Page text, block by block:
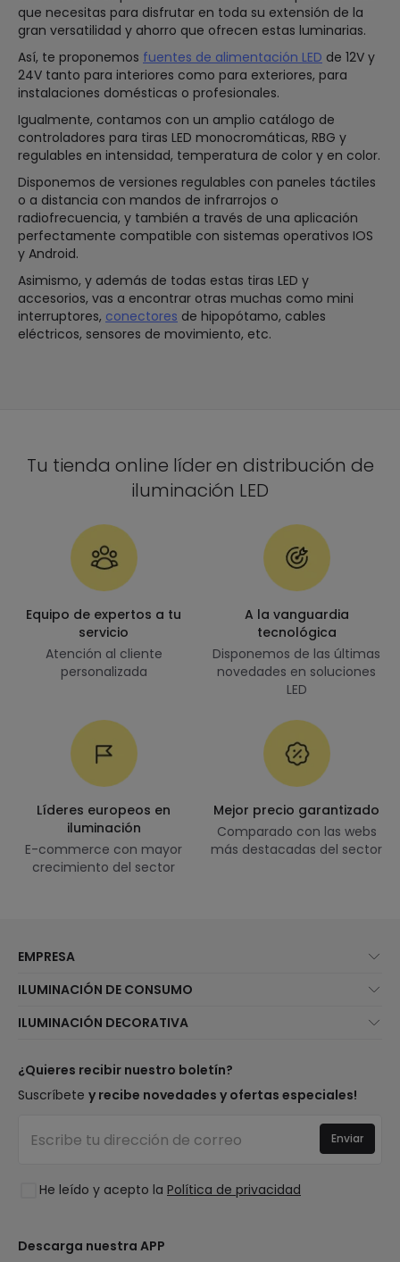
que necesitas para disfrutar en toda su extensión de la
gran versatilidad y ahorro que ofrecen estas luminarias.
Así, te proponemos fuentes de alimentación LED de 12V y
24V tanto para interiores como para exteriores, para
instalaciones domésticas o profesionales.
Igualmente, contamos con un amplio catálogo de
controladores para tiras LED monocromáticas, RBG y
regulables en intensidad, temperatura de color y en color.
Disponemos de versiones regulables con paneles táctiles
o a distancia con mandos de infrarrojos o
radiofrecuencia, y también a través de una aplicación
perfectamente compatible con sistemas operativos IOS
y Android.
Asimismo, y además de todas estas tiras LED y
accesorios, vas a encontrar otras muchas como mini
interruptores, conectores de hipopótamo, cables
eléctricos, sensores de movimiento, etc.
Tu tienda online líder en distribución de
iluminación LED
Equipo de expertos a tu
servicio
Atención al cliente
personalizada
A la vanguardia
tecnológica
Disponemos de las últimas
novedades en soluciones
LED
Líderes europeos en
iluminación
E-commerce con mayor
crecimiento del sector
Mejor precio garantizado
Comparado con las webs
más destacadas del sector
EMPRESA
Atención al cliente
Métodos de envío
¿Eres profesional?
Tiendas
Preguntas frecuentes
Iniciar sesión
ILUMINACIÓN DE CONSUMO
Marcas
Presupuestos
Iluminación para empresas
ILUMINACIÓN DECORATIVA
Top Marcas
Espacios
Colecciones
LoveYouGreen
¿Quieres recibir nuestro boletín?
Suscríbete y recibe novedades y ofertas especiales!
He leído y acepto la Política de privacidad
Enviar
Descarga nuestra APP